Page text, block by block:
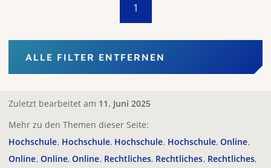
1
ALLE FILTER ENTFERNEN
Zuletzt bearbeitet am 11. Juni 2025
Mehr zu den Themen dieser Seite:
Hochschule Hochschule Hochschule Hochschule Online
Online Online Online Rechtliches Rechtliches Rechtliches